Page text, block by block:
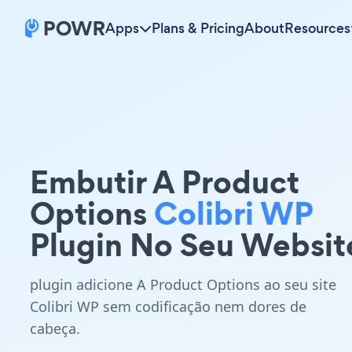
Apps Plans & PricingAboutResources
Embutir A Product
OptionsColibri WP
Plugin No Seu
plugin adicione A Product Options ao seu site
Colibri WP sem codificação nem dores de
cabeça.